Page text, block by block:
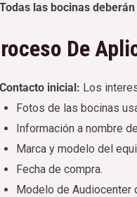
Todas las bocinas
De
Contacto inicial: Los
Fotos de las bocinas
Información a nombre
Marca y modelo del
Fecha de compra.
Modelo de Audiocenter